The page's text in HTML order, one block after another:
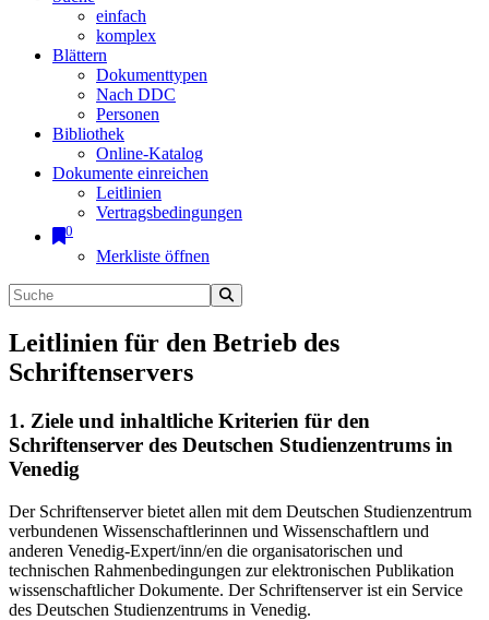
einfach
komplex
Blättern
Dokumenttypen
Nach DDC
Personen
Bibliothek
Online-Katalog
Dokumente einreichen
Leitlinien
Vertragsbedingungen
0
Merkliste öffnen
Leitlinien für den Betrieb des
Schriftenservers
1. Ziele und inhaltliche Kriterien für den
Schriftenserver des Deutschen Studienzentrums in
Venedig
Der Schriftenserver bietet allen mit dem Deutschen Studienzentrum
verbundenen Wissenschaftlerinnen und Wissenschaftlern und
anderen Venedig-Expert/inn/en die organisatorischen und
technischen Rahmenbedingungen zur elektronischen Publikation
wissenschaftlicher Dokumente. Der Schriftenserver ist ein Service
des Deutschen Studienzentrums in Venedig.